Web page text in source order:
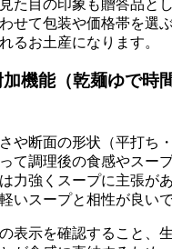
た目の印象も贈答品と
せて包装や価格帯を選
るお土産になります。
機能（乾麺ゆで時
や断面の形状（平打ち
て調理後の食感やスー
力強くスープに主張が
いスープと相性が良いで
表示を確認すること、